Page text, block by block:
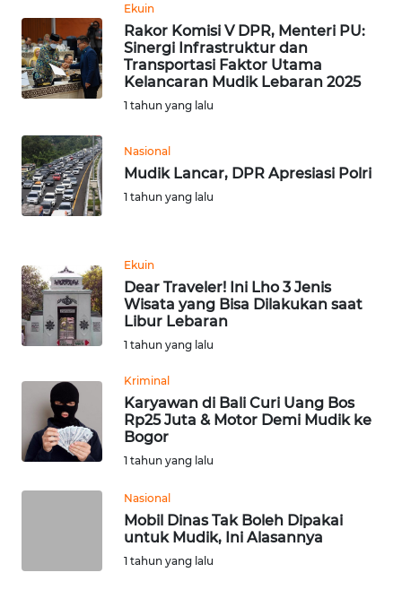
Ekuin
Rakor Komisi V DPR, Menteri PU:
Sinergi Infrastruktur dan
Transportasi Faktor Utama
Kelancaran Mudik Lebaran 2025
1 tahun yang lalu
Nasional
Mudik Lancar, DPR Apresiasi Polri
1 tahun yang lalu
Ekuin
Dear Traveler! Ini Lho 3 Jenis
Wisata yang Bisa Dilakukan saat
Libur Lebaran
1 tahun yang lalu
Kriminal
Karyawan di Bali Curi Uang Bos
Rp25 Juta & Motor Demi Mudik ke
Bogor
1 tahun yang lalu
Nasional
Mobil Dinas Tak Boleh Dipakai
untuk Mudik, Ini Alasannya
1 tahun yang lalu
NIAS
WN
LANGKAT
WN
TAPANULI
SELATAN
WN
WN
KARO
SIMALUNGUN
WN
LABUHANBATU